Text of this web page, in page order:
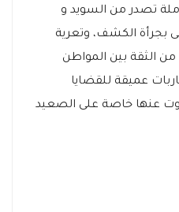
تصدر من السويد و
بجرأة الكشف، وتعرية
من الثقة بين المواطن
عميقة للقضايا
عنها خاصة على الصعيد